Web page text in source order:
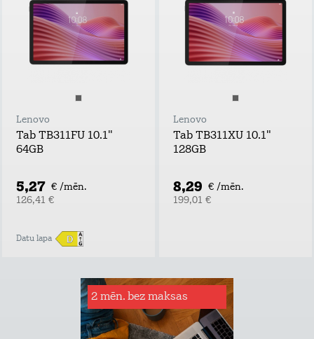
Lenovo
Tab TB311FU 10.1"
64GB
5,27 € /mēn.
126,41 €
Datu lapa
Lenovo
Tab TB311XU 10.1"
128GB
8,29 € /mēn.
199,01 €
2 mēn. bez maksas
Rēķinu
apdrošināšana